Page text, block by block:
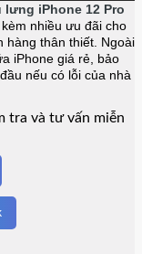
iPhone 12 Pro
nhiều ưu đãi cho
hàng thân thiết. Ngoài
iPhone giá rẻ, bảo
nếu có lỗi của nhà
tra và tư vấn miễn